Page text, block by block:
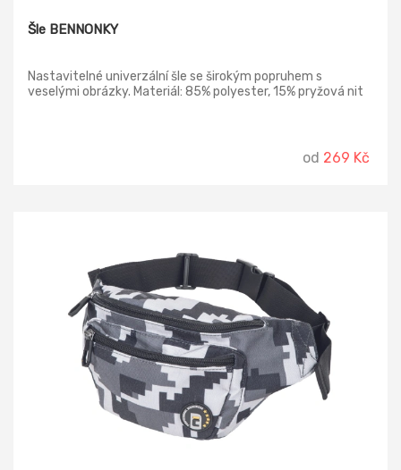
Šle BENNONKY
Nastavitelné univerzální šle se širokým popruhem s
veselými obrázky. Materiál: 85% polyester, 15% pryžová nit
od 269 Kč